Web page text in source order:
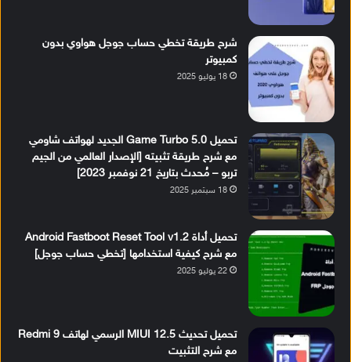
شرح طريقة تخطي حساب جوجل هواوي بدون
كمبيوتر
18 يوليو 2025
تحميل Game Turbo 5.0 الجديد لهواتف شاومي
مع شرح طريقة تثبيته [الإصدار العالمي من الجيم
تربو – مُحدث بتاريخ 21 نوفمبر 2023]
18 سبتمبر 2025
تحميل أداة Android Fastboot Reset Tool v1.2
مع شرح كيفية استخدامها [تخطي حساب جوجل]
22 يوليو 2025
تحميل تحديث MIUI 12.5 الرسمي لهاتف Redmi 9
مع شرح التثبيت